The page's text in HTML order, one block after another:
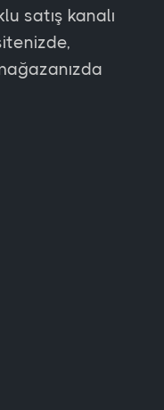
satış kanalı